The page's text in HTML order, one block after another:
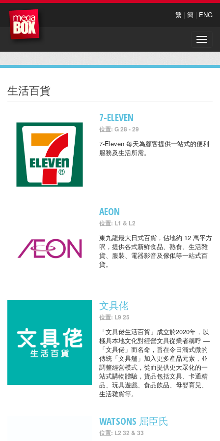
繁 | 簡 | ENG
Toggle
生活百貨
7-ELEVEN
位置: G 28 - 29
7-Eleven 每天為顧客提供一站式的便利
服務及生活所需。
AEON
位置: L1 & L2
東九龍最大日式百貨，佔地約 12 萬平方
呎，提供各式新鮮食品、熟食、生活雜
貨、服裝、電器影音及傢俬等一站式百
貨。
文具佬
位置: L9 25
「文具佬生活百貨」成立於2020年，以
極具本地文化對經營文具從業者稱呼 —
「文具佬」而名命，旨在令日漸式微的
傳統「文具舖」加入更多產品元素，並
調整經營模式，從而提供更大眾化的一
站式購物體驗，貨品包括文具、卡通精
品、玩具遊戲、食品飲品、母嬰育兒、
生活雜貨等。
WATSONS 屈臣氏
位置: L2 32 & 33